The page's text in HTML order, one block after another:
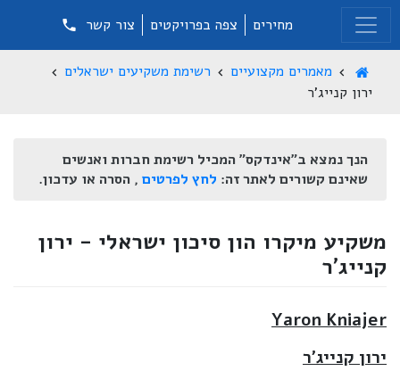
מחירים צפה בפרויקטים צור קשר
מאמרים מקצועיים
רשימת משקיעים ישראלים
ירון קנייג'ר
הנך נמצא ב"אינדקס" המכיל רשימת חברות ואנשים
שאינם קשורים לאתר זה: לחץ לפרטים , הסרה או עדכון.
משקיע מיקרו הון סיכון ישראלי - ירון
קנייג'ר
Yaron Kniajer
ירון קנייג'ר